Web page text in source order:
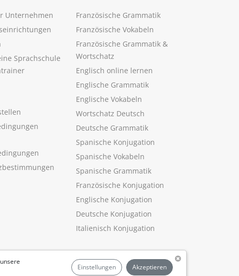
Einstellungen Akzeptieren
Unternehmen
Sprachschule
Französische Grammatik
Französische Vokabeln
Französische Grammatik &
Wortschatz
Englisch online lernen
Englische Grammatik
Englische Vokabeln
Wortschatz Deutsch
Deutsche Grammatik
Spanische Konjugation
Spanische Vokabeln
Spanische Grammatik
Französische Konjugation
Englische Konjugation
Deutsche Konjugation
Italienisch Konjugation